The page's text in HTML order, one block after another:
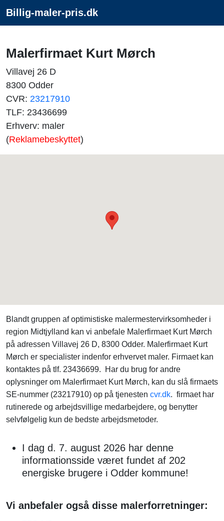
Billig-maler-pris.dk
Malerfirmaet Kurt Mørch
Villavej 26 D
8300 Odder
CVR: 23217910
TLF: 23436699
Erhverv: maler
(Reklamebeskyttet)
Blandt gruppen af optimistiske malermestervirksomheder i
region Midtjylland kan vi anbefale Malerfirmaet Kurt Mørch
på adressen Villavej 26 D, 8300 Odder. Malerfirmaet Kurt
Mørch er specialister indenfor erhvervet maler. Firmaet kan
kontaktes på tlf. 23436699. Har du brug for andre
oplysninger om Malerfirmaet Kurt Mørch, kan du slå firmaets
SE-nummer (23217910) op på tjenesten cvr.dk. firmaet har
rutinerede og arbejdsvillige medarbejdere, og benytter
selvfølgelig kun de bedste arbejdsmetoder.
I dag d. 7. august 2026 har denne
informationsside været fundet af 202
energiske brugere i Odder kommune!
Vi anbefaler også disse malerforretninger: